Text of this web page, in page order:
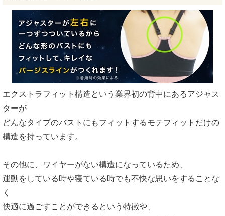
エクストラフィット構造という業界初の背中にあるアジャス
ターが
どんなタイプのバストにもフィットするモテフィットだけの
構造を持っています。
その他に、ワイヤーがない構造になっているため、
運動をしている時や寝ている時でも不快な思いをすることな
く
快適に過ごすことができるという特徴や、